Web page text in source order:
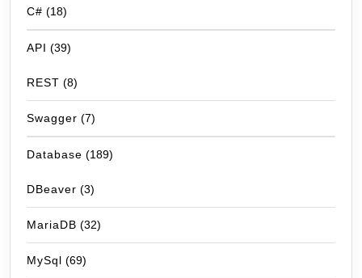
C# (18)
API (39)
REST (8)
Swagger (7)
Database (189)
DBeaver (3)
MariaDB (32)
MySql (69)